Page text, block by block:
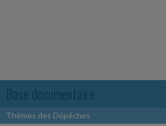
Base documentaire
Thémes des Dépêches